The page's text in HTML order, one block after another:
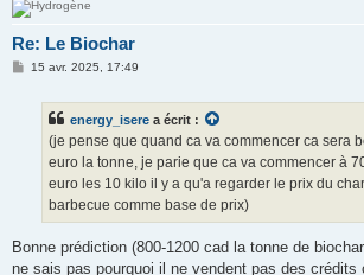
Re: Le Biochar
M15 avr. 2025, 17:49
energy_isere a écrit :
(je pense que quand ca va commencer ca sera
euro la tonne, je parie que ca va commencer à
euro les 10 kilo il y a qu'a regarder le prix du
barbecue comme base de prix)
Bonne prédiction (800-1200 cad la tonne de
ne sais pas pourquoi il ne vendent pas des crédits